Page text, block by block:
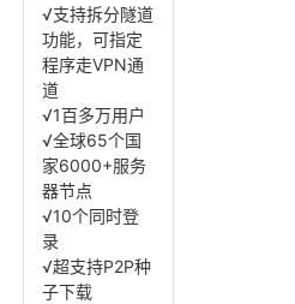
√支持拆分隧道
功能，可指定
程序走VPN通
道
√1百多万用户
√全球65个国
家6000+服务
器节点
√10个同时登
录
√超支持P2P种
子下载